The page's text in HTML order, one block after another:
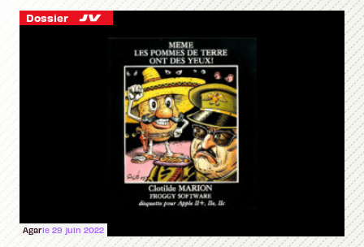
Dossier
Agarle 29 juin 2022